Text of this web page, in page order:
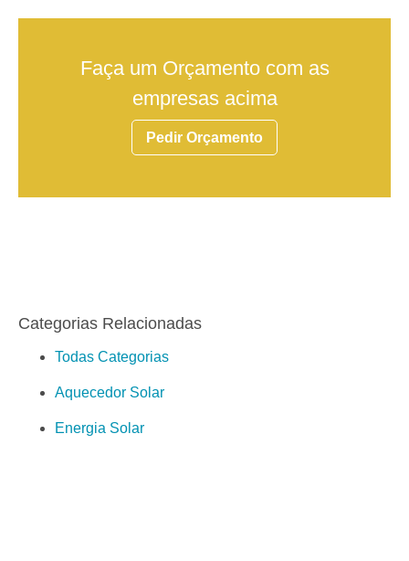
Faça um Orçamento com as
empresas acima
Pedir Orçamento
Categorias Relacionadas
Todas Categorias
Aquecedor Solar
Energia Solar